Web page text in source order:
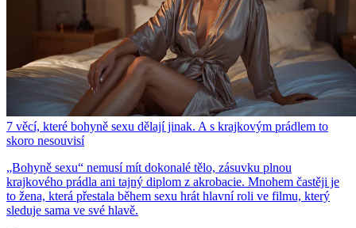
7 věcí, které bohyně sexu dělají jinak. A s krajkovým prádlem to
skoro nesouvisí
„Bohyně sexu“ nemusí mít dokonalé tělo, zásuvku plnou
krajkového prádla ani tajný diplom z akrobacie. Mnohem častěji je
to žena, která přestala během sexu hrát hlavní roli ve filmu, který
sleduje sama ve své hlavě.